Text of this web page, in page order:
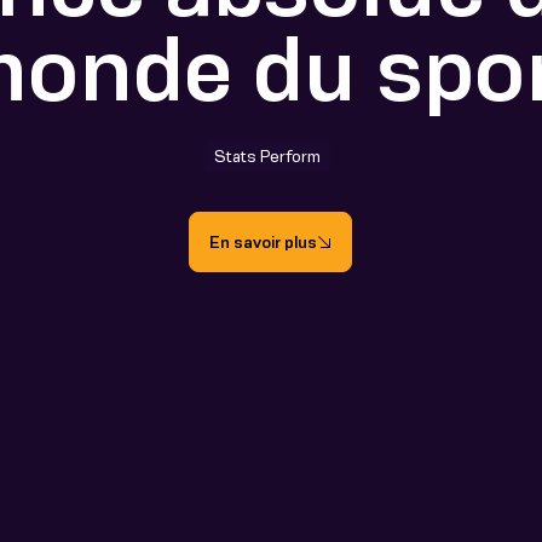
du
Stats Perform
En savoir plus